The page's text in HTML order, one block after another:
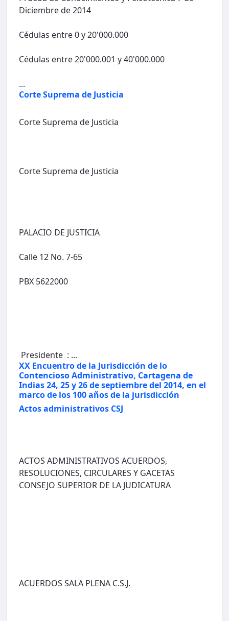
Diciembre de 2014
Cédulas entre 0 y 20'000.000
Cédulas entre 20'000.001 y 40'000.000
...
Corte Suprema de Justicia
Corte Suprema de Justicia
Corte Suprema de Justicia
PALACIO DE JUSTICIA
Calle 12 No. 7-65
PBX 5622000
Presidente : ...
XX Encuentro de la Jurisdicción de lo
Contencioso Administrativo, Cartagena de
Indias 24, 25 y 26 de septiembre del 2014, en el
marco de los 100 años de la jurisdicción
Actos administrativos CSJ
ACTOS ADMINISTRATIVOS ACUERDOS,
RESOLUCIONES, CIRCULARES Y GACETAS
CONSEJO SUPERIOR DE LA JUDICATURA
ACUERDOS SALA PLENA C.S.J.